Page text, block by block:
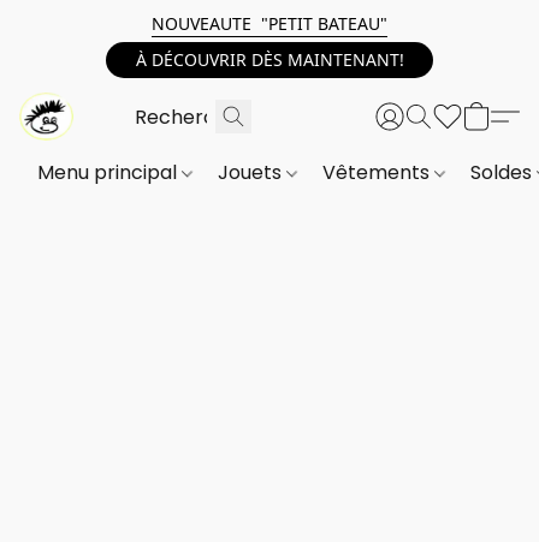
NOUVEAUTE "PETIT BATEAU"
À DÉCOUVRIR DÈS MAINTENANT!
Menu principal Jouets Vêtements Soldes